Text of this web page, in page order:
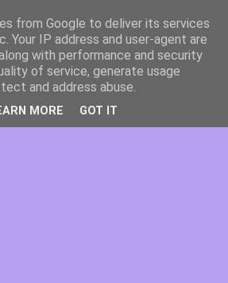
from Google to deliver its services
Your IP address and user-agent are
with performance and security
of service, generate usage
and address abuse.
MORE GOT IT